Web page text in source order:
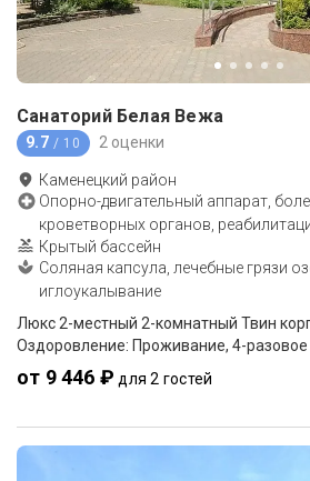
Санаторий Белая Вежа
9.7 / 10 2 оценки
Каменецкий район
Опорно-двигательный аппарат,
кроветворных органов,
Крытый бассейн
Соляная капсула, лечебные грязи
иглоукалывание
Люкс 2-местный 2-комнатный Твин
от 9 446 ₽ для 2 гостей